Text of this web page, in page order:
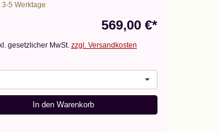
3-5 Werktage
569,00 €*
gesetzlicher MwSt. zzgl. Versandkosten
In den Warenkorb